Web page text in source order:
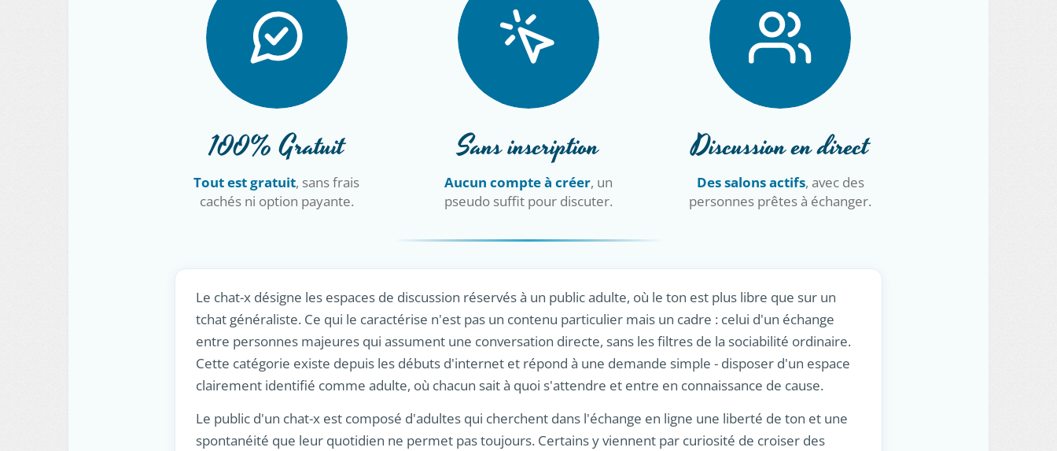
100% Gratuit
Tout est gratuit, sans frais
cachés ni option payante.
Sans inscription
Aucun compte à créer, un
pseudo suffit pour discuter.
Discussion en direct
Des salons actifs, avec des
personnes prêtes à échanger.
Le chat-x désigne les espaces de discussion réservés à un public adulte, où le ton est plus libre que sur un
tchat généraliste. Ce qui le caractérise n'est pas un contenu particulier mais un cadre : celui d'un échange
entre personnes majeures qui assument une conversation directe, sans les filtres de la sociabilité ordinaire.
Cette catégorie existe depuis les débuts d'internet et répond à une demande simple - disposer d'un espace
clairement identifié comme adulte, où chacun sait à quoi s'attendre et entre en connaissance de cause.
Le public d'un chat-x est composé d'adultes qui cherchent dans l'échange en ligne une liberté de ton et une
spontanéité que leur quotidien ne permet pas toujours. Certains y viennent par curiosité de croiser des